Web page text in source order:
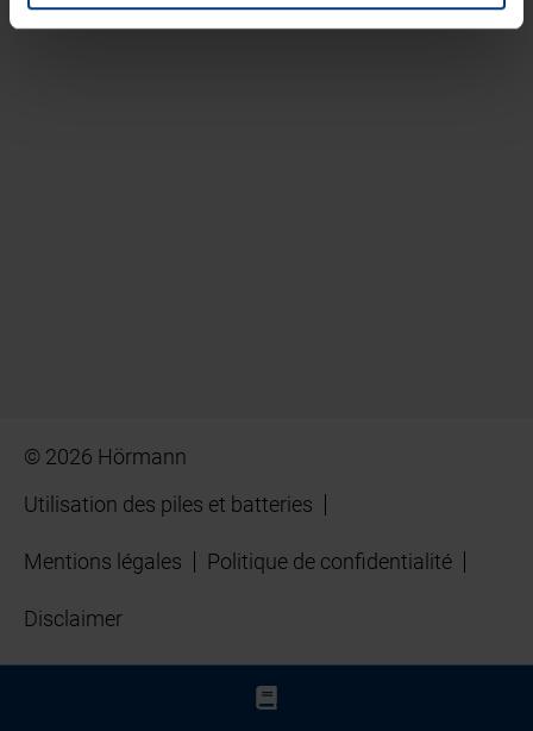
© 2026 Hörmann
Utilisation des piles et batteries
Mentions légales Politique de confidentialité
Disclaimer